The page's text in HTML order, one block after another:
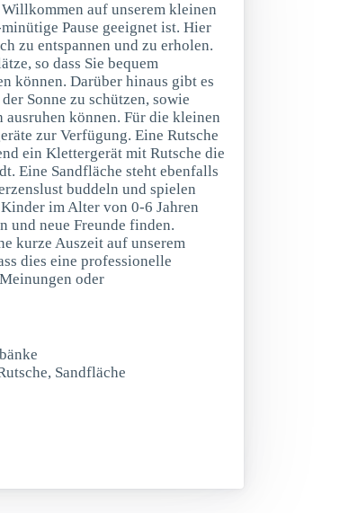
auf unserem kleinen
Pause geeignet ist. Hier
zu entspannen und zu erholen.
so dass Sie bequem
können. Darüber hinaus gibt es
Sonne zu schützen, sowie
ausruhen können. Für die kleinen
zur Verfügung. Eine Rutsche
ein Klettergerät mit Rutsche die
Eine Sandfläche steht ebenfalls
buddeln und spielen
im Alter von 0-6 Jahren
und neue Freunde finden.
kurze Auszeit auf unserem
dies eine professionelle
oder
Sandfläche